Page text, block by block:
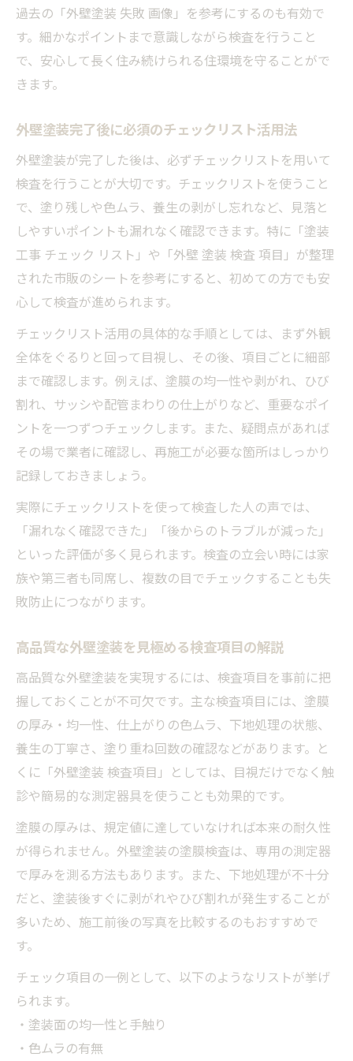
外壁塗装検査で立会う際の確認チェックリ
スト
外壁塗装立会い時に注意すべき検査の流れ
外壁塗装立会いで業者と認識差を防ぐ対応
策
塗料の指定通りか確認するための外壁塗装検査
項目
外壁塗装検査で塗料間違いを防ぐ具体的手
外壁塗装の塗料検査項目と確認方法のポイ
ント
外壁塗装検査で塗料の飛散や汚れをチェッ
外壁塗装の塗膜品質を検査する実践的なコ
ツ
外壁塗装検査で見分けるチョーキング現象
の特徴
外壁塗装のひび割れや剥がれを検査で確認
外壁塗装の変色やカビ・コケを早期発見す
外壁塗装検査で劣化サインを見落とさない
工夫
外壁塗装を20年放置した場合のリスクと検
査法
外壁塗装後トラブルを避けるための検査リスト
活用法
外壁塗装検査リストでトラブル未然防止の
コツ
外壁塗装完了後に使える検査チェックシー
ト活用法
外壁塗装検査で施工後の安心感を得る実践
方法
性
の対策
過去の「外壁塗装 失敗 画像」を参考にするのも有効で
す。細かなポイントまで意識しながら検査を行うこと
で、安心して長く住み続けられる住環境を守ることがで
きます。
外壁塗装完了後に必須のチェックリスト活用法
外壁塗装が完了した後は、必ずチェックリストを用いて
検査を行うことが大切です。チェックリストを使うこと
で、塗り残しや色ムラ、養生の剥がし忘れなど、見落と
しやすいポイントも漏れなく確認できます。特に「塗装
工事 チェック リスト」や「外壁 塗装 検査 項目」が整理
された市販のシートを参考にすると、初めての方でも安
心して検査が進められます。
チェックリスト活用の具体的な手順としては、まず外観
全体をぐるりと回って目視し、その後、項目ごとに細部
まで確認します。例えば、塗膜の均一性や剥がれ、ひび
割れ、サッシや配管まわりの仕上がりなど、重要なポイ
ントを一つずつチェックします。また、疑問点があれば
その場で業者に確認し、再施工が必要な箇所はしっかり
記録しておきましょう。
実際にチェックリストを使って検査した人の声では、
「漏れなく確認できた」「後からのトラブルが減った」
といった評価が多く見られます。検査の立会い時には家
族や第三者も同席し、複数の目でチェックすることも失
敗防止につながります。
高品質な外壁塗装を見極める検査項目の解説
高品質な外壁塗装を実現するには、検査項目を事前に把
握しておくことが不可欠です。主な検査項目には、塗膜
の厚み・均一性、仕上がりの色ムラ、下地処理の状態、
養生の丁寧さ、塗り重ね回数の確認などがあります。と
くに「外壁塗装 検査項目」としては、目視だけでなく触
診や簡易的な測定器具を使うことも効果的です。
塗膜の厚みは、規定値に達していなければ本来の耐久性
が得られません。外壁塗装の塗膜検査は、専用の測定器
で厚みを測る方法もあります。また、下地処理が不十分
だと、塗装後すぐに剥がれやひび割れが発生することが
多いため、施工前後の写真を比較するのもおすすめで
す。
チェック項目の一例として、以下のようなリストが挙げ
られます。
・塗装面の均一性と手触り
・色ムラの有無